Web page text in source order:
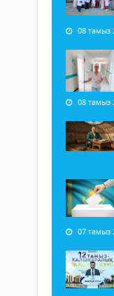
08 тамыз
08 тамыз
07 тамыз